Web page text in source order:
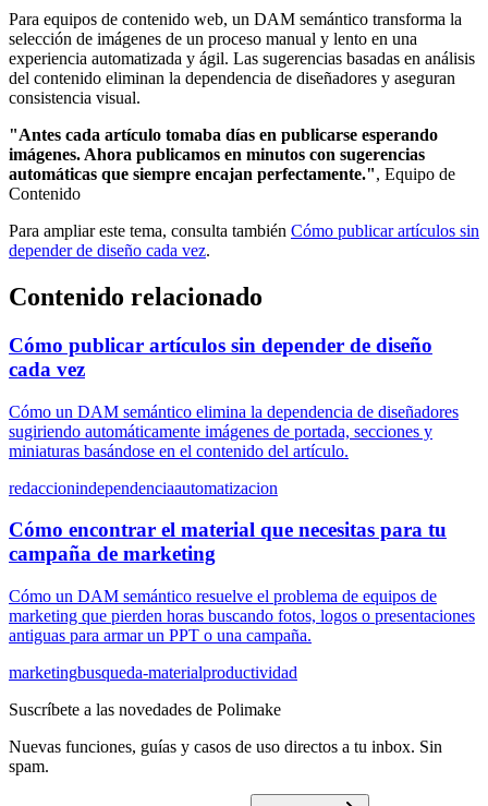
Para equipos de contenido web, un DAM semántico transforma la
selección de imágenes de un proceso manual y lento en una
experiencia automatizada y ágil. Las sugerencias basadas en análisis
del contenido eliminan la dependencia de diseñadores y aseguran
consistencia visual.
"Antes cada artículo tomaba días en publicarse esperando
imágenes. Ahora publicamos en minutos con sugerencias
automáticas que siempre encajan perfectamente.", Equipo de
Contenido
Para ampliar este tema, consulta también Cómo publicar artículos sin
depender de diseño cada vez.
Contenido relacionado
Cómo publicar artículos sin depender de diseño
cada vez
Cómo un DAM semántico elimina la dependencia de diseñadores
sugiriendo automáticamente imágenes de portada, secciones y
miniaturas basándose en el contenido del artículo.
redaccionindependenciaautomatizacion
Cómo encontrar el material que necesitas para tu
campaña de marketing
Cómo un DAM semántico resuelve el problema de equipos de
marketing que pierden horas buscando fotos, logos o presentaciones
antiguas para armar un PPT o una campaña.
marketingbusqueda-materialproductividad
Suscríbete a las novedades de Polimake
Nuevas funciones, guías y casos de uso directos a tu inbox. Sin
spam.